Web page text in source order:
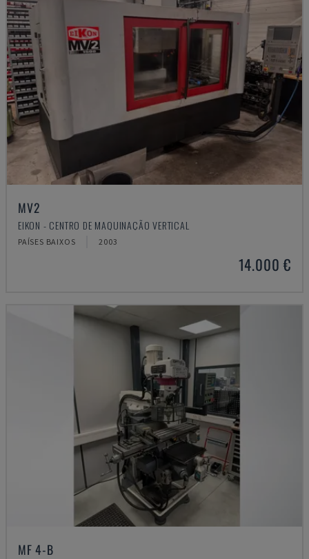
MV2
EIKON - CENTRO DE MAQUINAÇÃO VERTICAL
PAÍSES BAIXOS 2003
14.000 €
MF 4-B